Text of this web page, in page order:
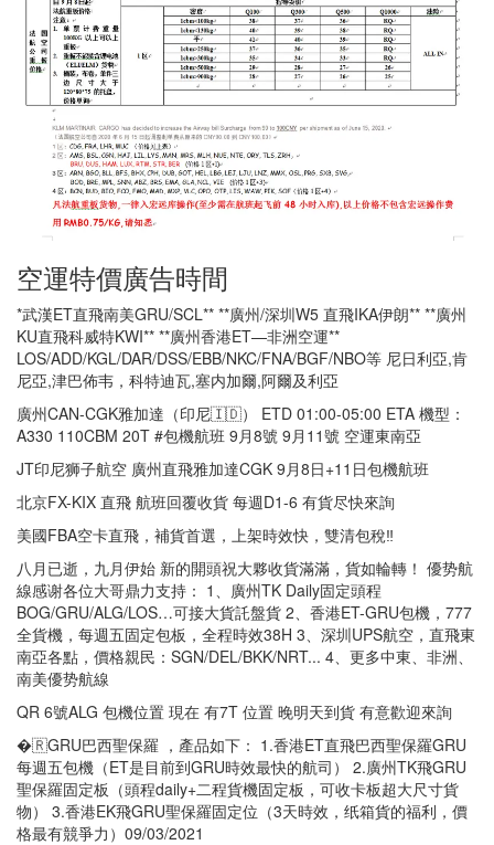
空運特價廣告時間
*武漢ET直飛南美GRU/SCL** **廣州/深圳W5 直飛IKA伊朗** **廣州
KU直飛科威特KWI** **廣州香港ET—非洲空運**
LOS/ADD/KGL/DAR/DSS/EBB/NKC/FNA/BGF/NBO等 尼日利亞,肯
尼亞,津巴佈韦，科特迪瓦,塞内加爾,阿爾及利亞
廣州CAN-CGK雅加達（印尼🇮🇩） ETD 01:00-05:00 ETA 機型：
A330 110CBM 20T #包機航班 9月8號 9月11號 空運東南亞
JT印尼狮子航空 廣州直飛雅加達CGK 9月8日+11日包機航班
北京FX-KIX 直飛 航班回覆收貨 每週D1-6 有貨尽快來詢
美國FBA空卡直飛，補貨首選，上架時效快，雙清包稅‼
八月已逝，九月伊始 新的開頭祝大夥收貨滿滿，貨如輪轉！ 優势航
線感谢各位大哥鼎力支持： 1、廣州TK Daily固定頭程
BOG/GRU/ALG/LOS…可接大貨託盤貨 2、香港ET-GRU包機，777
全貨機，每週五固定包板，全程時效38H 3、深圳UPS航空，直飛東
南亞各點，價格親民：SGN/DEL/BKK/NRT... 4、更多中東、非洲、
南美優势航線
QR 6號ALG 包機位置 現在 有7T 位置 晚明天到貨 有意歡迎來詢
�🇷GRU巴西聖保羅 ，產品如下： 1.香港ET直飛巴西聖保羅GRU
每週五包機（ET是目前到GRU時效最快的航司） 2.廣州TK飛GRU
聖保羅固定板（頭程daily+二程貨機固定板，可收卡板超大尺寸貨
物） 3.香港EK飛GRU聖保羅固定位（3天時效，纸箱貨的福利，價
格最有競爭力）09/03/2021